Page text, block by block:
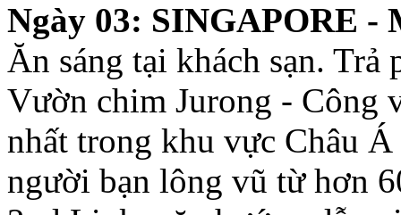
Ngày 03: SINGAPORE
Ăn sáng tại khách sạn. Trả
Vườn chim Jurong - Công
nhất trong khu vực Châu
người bạn lông vũ từ hơn